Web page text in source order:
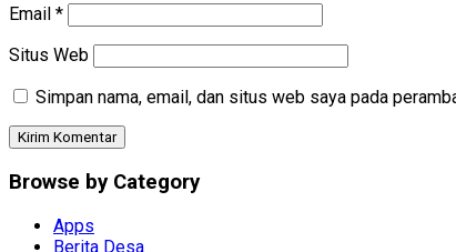
Email *
Situs Web
Simpan nama, email, dan situs web saya pada
Browse by Category
Apps
Berita Desa